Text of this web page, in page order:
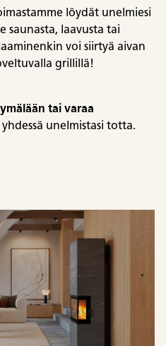
löydät unelmiesi
saunasta, laavusta tai
voi siirtyä aivan
grillillä!
tai varaa
unelmistasi totta.